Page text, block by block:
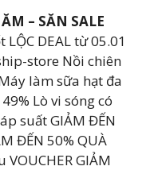
– SĂN SALE
DEAL từ 05.01
store Nồi chiên
làm sữa hạt đa
Lò vi sóng có
suất GIẢM ĐẾN
ĐẾN 50% QUÀ
VOUCHER GIẢM